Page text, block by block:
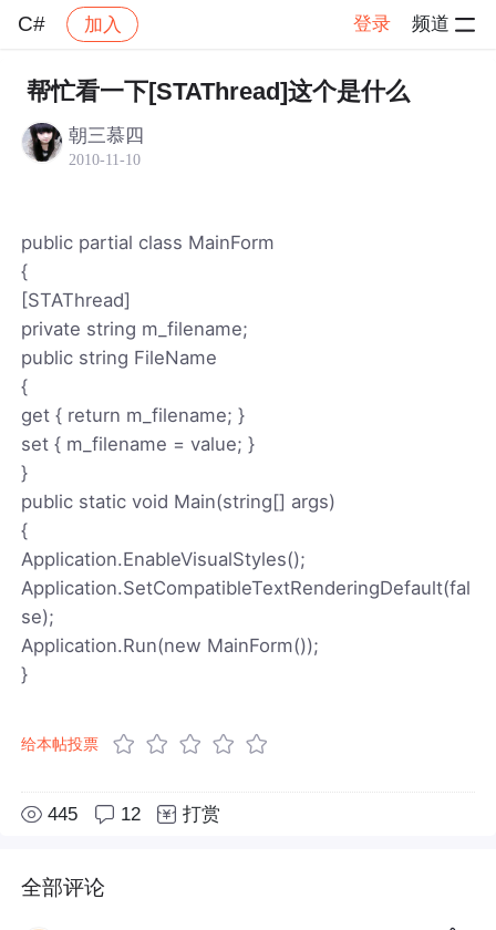
C# 加入 登录 频道
社区 C# 帖子详情
帮忙看一下[STAThread]这个是什么
朝三慕四
2010-11-10
public partial class MainForm
{
[STAThread]
private string m_filename;
public string FileName
{
get { return m_filename; }
set { m_filename = value; }
}
public static void Main(string[] args)
{
Application.EnableVisualStyles();
Application.SetCompatibleTextRenderingDefault(fal
se);
Application.Run(new MainForm());
}
给本帖投票
445 12 打赏
全部评论